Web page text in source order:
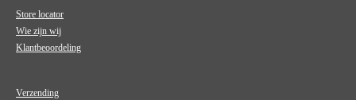
Store locator
Wie zijn wij
Klantbeoordeling
Verzending